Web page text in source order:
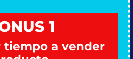
1
tiempo a vender